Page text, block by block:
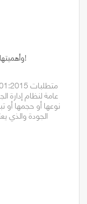
ISO 9001:2015.. وأهميتها في التغيير نحو الأفضل!
عامة لنظام إدارة
نوعها أو حجمها أو
الجودة والذي